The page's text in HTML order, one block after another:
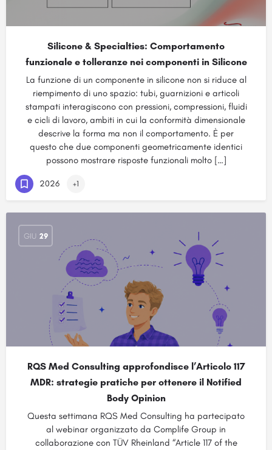
Silicone & Specialties: Comportamento
funzionale e tolleranze nei componenti in Silicone
La funzione di un componente in silicone non si riduce al
riempimento di uno spazio: tubi, guarnizioni e articoli
stampati interagiscono con pressioni, compressioni, fluidi
e cicli di lavoro, ambiti in cui la conformità dimensionale
descrive la forma ma non il comportamento. È per
questo che due componenti geometricamente identici
possono mostrare risposte funzionali molto […]
2026 +1
GIU 29
RQS Med Consulting approfondisce l’Articolo 117
MDR: strategie pratiche per ottenere il Notified
Body Opinion
Questa settimana RQS Med Consulting ha partecipato
al webinar organizzato da Complife Group in
collaborazione con TÜV Rheinland “Article 117 of the